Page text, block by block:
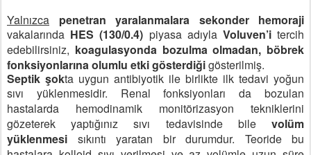
Yalnızca
penetran yaralanmalara sekonder hemoraji
vakalarında HES (130/0.4) piyasa adıyla Voluven’itercih
edebilirsiniz, koagulasyonda bozulmaolmadan, böbrek
fonksiyonlarına olumlu etki gösterdiğigösterilmiş.
Septik şokta uygun antibiyotik ile birlikte ilk tedavi yoğun
sıvı yüklenmesidir. Renal fonksiyonları da bozulan
hastalarda hemodinamik monitörizasyon tekniklerini
gözeterek yaptığınız sıvı tedavisinde bile volüm
yüklenmesi sıkıntı yaratan bir durumdur. Teoride bu